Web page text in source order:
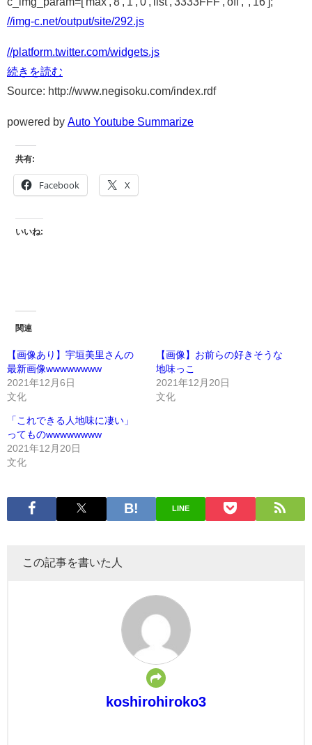
//img-c.net/output/site/292.js
//platform.twitter.com/widgets.js
続きを読む
Source: http://www.negisoku.com/index.rdf
powered by Auto Youtube Summarize
共有:
Facebook X
いいね:
関連
【画像あり】宇垣美里さんの
最新画像wwwwwwww
2021年12月6日
文化
【画像】お前らの好きそうな
地味っこ
2021年12月20日
文化
「これできる人地味に凄い」
ってものwwwwwwww
2021年12月20日
文化
LINE
この記事を書いた人
koshirohiroko3